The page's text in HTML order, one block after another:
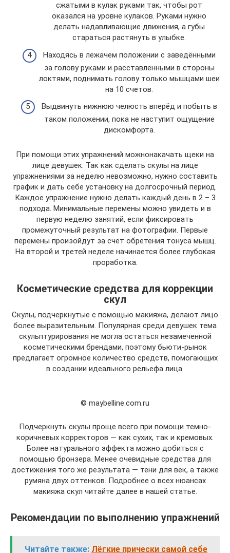
сжатыми в кулак руками так, чтобы рот
оказался на уровне кулаков. Руками нужно
делать надавливающие движения, а губы
стараться растянуть в улыбке.
Находясь в лежачем положении с заведёнными
за голову руками и расставленными в стороны
локтями, поднимать голову только мышцами шеи
на 10 счетов.
Выдвинуть нижнюю челюсть вперёд и побыть в
таком положении, пока не наступит ощущение
дискомфорта.
При помощи этих упражнений можнонакачать щеки на
лице девушек. Так как сделать скулы на лице
упражнениями за неделю невозможно, нужно составить
график и дать себе установку на долгосрочный период.
Каждое упражнение нужно делать каждый день в 2 – 3
подхода. Минимальные перемены можно увидеть и в
первую неделю занятий, если фиксировать
промежуточный результат на фотографии. Первые
перемены произойдут за счёт обретения тонуса мышц.
На второй и третей неделе начинается более глубокая
проработка.
Косметические средства для коррекции
скул
Скулы, подчеркнутые с помощью макияжа, делают лицо
более выразительным. Популярная среди девушек тема
скульптурирования не могла остаться незамеченной
косметическими брендами, поэтому бьюти-рынок
предлагает огромное количество средств, помогающих
в создании идеального рельефа лица.
© maybelline.com.ru
Подчеркнуть скулы проще всего при помощи темно-
коричневых корректоров — как сухих, так и кремовых.
Более натурального эффекта можно добиться с
помощью бронзера. Менее очевидные средства для
достижения того же результата — тени для век, а также
румяна двух оттенков. Подробнее о всех нюансах
макияжа скул читайте далее в нашей статье.
Рекомендации по выполнению упражнений
Читайте также: Лёгкие прически самой себе